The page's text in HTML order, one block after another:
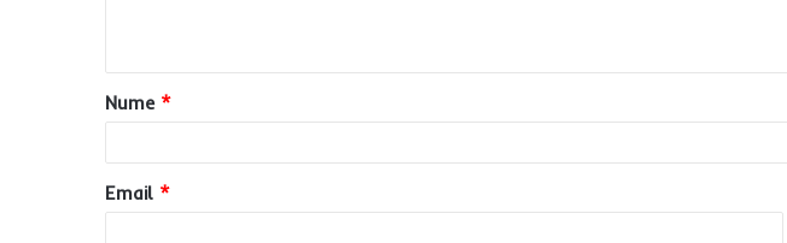
a
r
u
*
Nume *
Email *